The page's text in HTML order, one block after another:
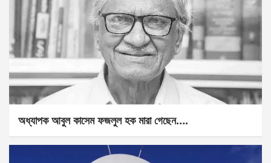
অধ্যাপক আবুল কাসেম ফজলুল হক মারা গেছেন….